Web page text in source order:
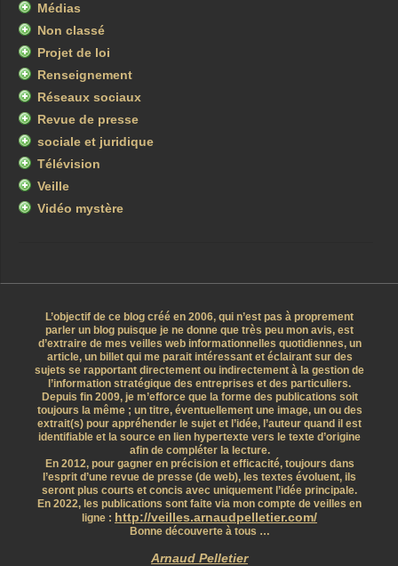
Médias
Non classé
Projet de loi
Renseignement
Réseaux sociaux
Revue de presse
sociale et juridique
Télévision
Veille
Vidéo mystère
L’objectif de ce blog créé en 2006, qui n’est pas à proprement
parler un blog puisque je ne donne que très peu mon avis, est
d’extraire de mes veilles web informationnelles quotidiennes, un
article, un billet qui me parait intéressant et éclairant sur des
sujets se rapportant directement ou indirectement à la gestion de
l’information stratégique des entreprises et des particuliers.
Depuis fin 2009, je m’efforce que la forme des publications soit
toujours la même ; un titre, éventuellement une image, un ou des
extrait(s) pour appréhender le sujet et l’idée, l’auteur quand il est
identifiable et la source en lien hypertexte vers le texte d’origine
afin de compléter la lecture.
En 2012, pour gagner en précision et efficacité, toujours dans
l’esprit d’une revue de presse (de web), les textes évoluent, ils
seront plus courts et concis avec uniquement l’idée principale.
En 2022, les publications sont faite via mon compte de veilles en
ligne : http://veilles.arnaudpelletier.com/
Bonne découverte à tous …
Arnaud Pelletier